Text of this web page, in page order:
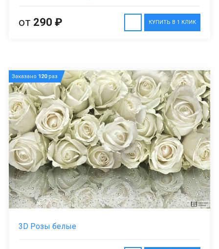
КУПИТЬ В 1 КЛИК
от 290 ₽
Заказано 120раз
3D Розы белые